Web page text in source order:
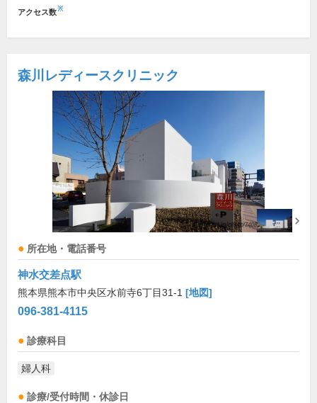
アクセス数※
森川レディースクリニック
所在地・電話番号
神水交差点駅
熊本県熊本市中央区水前寺6丁目31-1 [地図]
096-381-4115
診療科目
婦人科
診療/受付時間・休診日